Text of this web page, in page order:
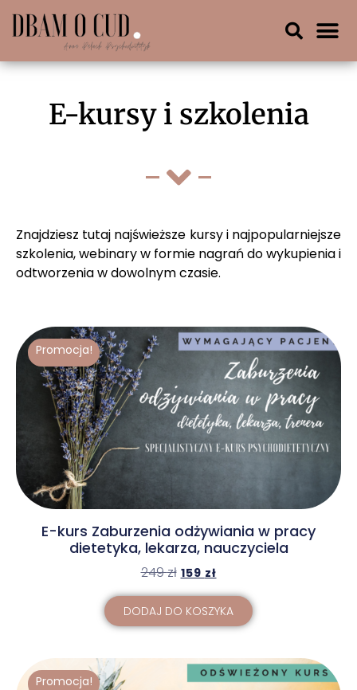
E-kursy i szkolenia
Znajdziesz tutaj najświeższe kursy i najpopularniejsze
szkolenia, webinary w formie nagrań do wykupienia i
odtworzenia w dowolnym czasie.
Promocja!
E-kurs Zaburzenia odżywiania w pracy
dietetyka, lekarza, nauczyciela
249zł 159 zł
DODAJ DO KOSZYKA
Promocja!